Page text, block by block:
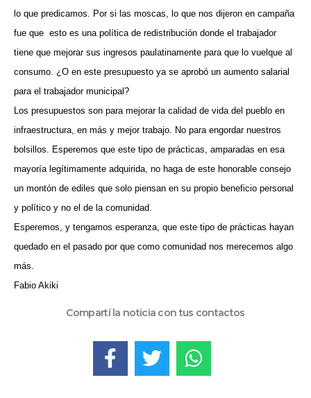
lo que predicamos. Por si las moscas, lo que nos dijeron en campaña
fue que esto es una política de redistribución donde el trabajador
tiene que mejorar sus ingresos paulatinamente para que lo vuelque al
consumo. ¿O en este presupuesto ya se aprobó un aumento salarial
para el trabajador municipal?
Los presupuestos son para mejorar la calidad de vida del pueblo en
infraestructura, en más y mejor trabajo. No para engordar nuestros
bolsillos. Esperemos que este tipo de prácticas, amparadas en esa
mayoría legítimamente adquirida, no haga de este honorable consejo
un montón de ediles que solo piensan en su propio beneficio personal
y político y no el de la comunidad.
Esperemos, y tengamos esperanza, que este tipo de prácticas hayan
quedado en el pasado por que como comunidad nos merecemos algo
más.
Fabio Akiki
Compartí la noticia con tus contactos